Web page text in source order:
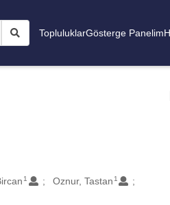
TopluluklarGösterge Panelim
1 Oznur, Tastan 1